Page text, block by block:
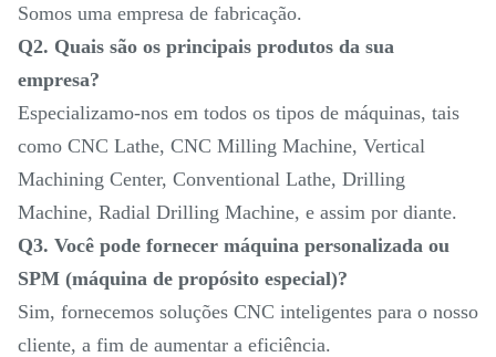
Somos uma empresa de fabricação.
Q2. Quais são os principais produtos da sua
empresa?
Especializamo-nos em todos os tipos de máquinas, tais
como CNC Lathe, CNC Milling Machine, Vertical
Machining Center, Conventional Lathe, Drilling
Machine, Radial Drilling Machine, e assim por diante.
Q3. Você pode fornecer máquina personalizada ou
SPM (máquina de propósito especial)?
Sim, fornecemos soluções CNC inteligentes para o nosso
cliente, a fim de aumentar a eficiência.